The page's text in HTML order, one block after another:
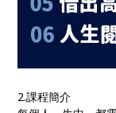
2.課程簡介